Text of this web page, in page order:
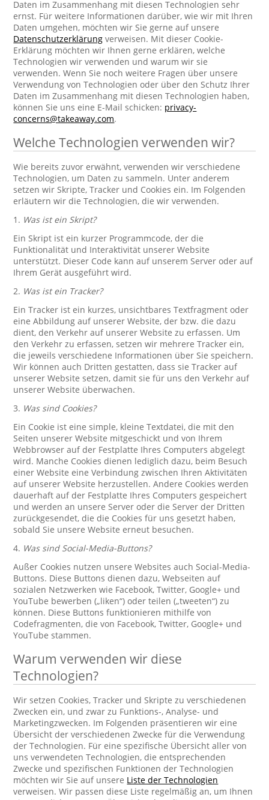
Daten im Zusammenhang mit diesen Technologien sehr
ernst. Für weitere Informationen darüber, wie wir mit Ihren
Daten umgehen, möchten wir Sie gerne auf unsere
Datenschutzerklärung verweisen. Mit dieser Cookie-
Erklärung möchten wir Ihnen gerne erklären, welche
Technologien wir verwenden und warum wir sie
verwenden. Wenn Sie noch weitere Fragen über unsere
Verwendung von Technologien oder über den Schutz Ihrer
Daten im Zusammenhang mit diesen Technologien haben,
können Sie uns eine E-Mail schicken: privacy-
concerns@takeaway.com.
Welche Technologien verwenden wir?
Wie bereits zuvor erwähnt, verwenden wir verschiedene
Technologien, um Daten zu sammeln. Unter anderem
setzen wir Skripte, Tracker und Cookies ein. Im Folgenden
erläutern wir die Technologien, die wir verwenden.
1. Was ist ein Skript?
Ein Skript ist ein kurzer Programmcode, der die
Funktionalität und Interaktivität unserer Website
unterstützt. Dieser Code kann auf unserem Server oder auf
Ihrem Gerät ausgeführt wird.
2. Was ist ein Tracker?
Ein Tracker ist ein kurzes, unsichtbares Textfragment oder
eine Abbildung auf unserer Website, der bzw. die dazu
dient, den Verkehr auf unserer Website zu erfassen. Um
den Verkehr zu erfassen, setzen wir mehrere Tracker ein,
die jeweils verschiedene Informationen über Sie speichern.
Wir können auch Dritten gestatten, dass sie Tracker auf
unserer Website setzen, damit sie für uns den Verkehr auf
unserer Website überwachen.
3. Was sind Cookies?
Ein Cookie ist eine simple, kleine Textdatei, die mit den
Seiten unserer Website mitgeschickt und von Ihrem
Webbrowser auf der Festplatte Ihres Computers abgelegt
wird. Manche Cookies dienen lediglich dazu, beim Besuch
einer Website eine Verbindung zwischen Ihren Aktivitäten
auf unserer Website herzustellen. Andere Cookies werden
dauerhaft auf der Festplatte Ihres Computers gespeichert
und werden an unsere Server oder die Server der Dritten
zurückgesendet, die die Cookies für uns gesetzt haben,
sobald Sie unsere Website erneut besuchen.
4. Was sind Social-Media-Buttons?
Außer Cookies nutzen unsere Websites auch Social-Media-
Buttons. Diese Buttons dienen dazu, Webseiten auf
sozialen Netzwerken wie Facebook, Twitter, Google+ und
YouTube bewerben („liken“) oder teilen („tweeten“) zu
können. Diese Buttons funktionieren mithilfe von
Codefragmenten, die von Facebook, Twitter, Google+ und
YouTube stammen.
Warum verwenden wir diese
Technologien?
Wir setzen Cookies, Tracker und Skripte zu verschiedenen
Zwecken ein, und zwar zu Funktions-, Analyse- und
Marketingzwecken. Im Folgenden präsentieren wir eine
Übersicht der verschiedenen Zwecke für die Verwendung
der Technologien. Für eine spezifische Übersicht aller von
uns verwendeten Technologien, die entsprechenden
Zwecke und spezifischen Funktionen der Technologien
möchten wir Sie auf unsere Liste der Technologien
verweisen. Wir passen diese Liste regelmäßig an, um Ihnen